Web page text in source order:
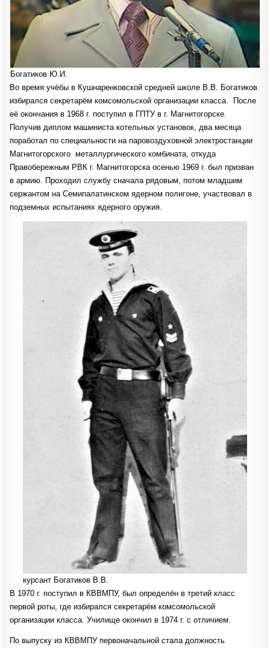
Богатиков Ю.И.
Во время учёбы в Кушнаренковской средней школе В.В. Богатиков
избирался секретарём комсомольской организации класса. После
её окончания в 1968 г. поступил в ГПТУ в г. Магнитогорске.
Получив диплом машиниста котельных установок, два месяца
поработал по специальности на паровоздуховной электростанции
Магнитогорского металлургического комбината, откуда
Правобережным РВК г. Магнитогорска осенью 1969 г. был призван
в армию. Проходил службу сначала рядовым, потом младшим
сержантом на Семипалатинском ядерном полигоне, участвовал в
подземных испытаниях ядерного оружия.
курсант Богатиков В.В.
В 1970 г. поступил в КВВМПУ, был определён в третий класс
первой роты, где избирался секретарём комсомольской
организации класса. Училище окончил в 1974 г. с отличием.
По выпуску из КВВМПУ первоначальной стала должность